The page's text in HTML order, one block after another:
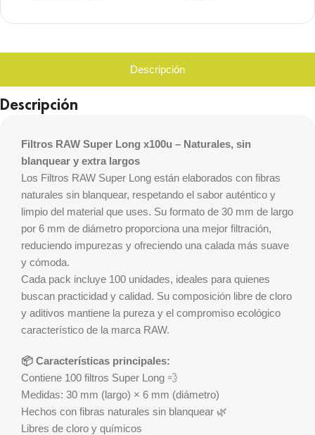
Descripción
Descripción
Filtros RAW Super Long x100u – Naturales, sin
blanquear y extra largos
Los Filtros RAW Super Long están elaborados con fibras
naturales sin blanquear, respetando el sabor auténtico y
limpio del material que uses. Su formato de 30 mm de largo
por 6 mm de diámetro proporciona una mejor filtración,
reduciendo impurezas y ofreciendo una calada más suave
y cómoda.
Cada pack incluye 100 unidades, ideales para quienes
buscan practicidad y calidad. Su composición libre de cloro
y aditivos mantiene la pureza y el compromiso ecológico
característico de la marca RAW.
📦 Características principales:
Contiene 100 filtros Super Long 💨
Medidas: 30 mm (largo) × 6 mm (diámetro)
Hechos con fibras naturales sin blanquear 🌿
Libres de cloro y químicos